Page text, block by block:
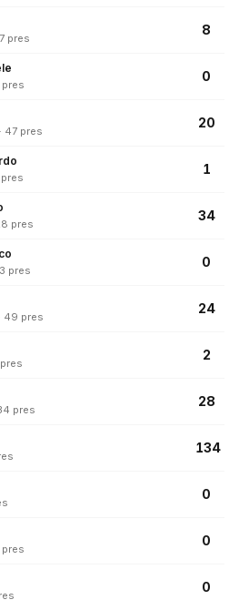
pres
8
pres
0
47 pres
20
pres
1
pres
34
pres
0
49 pres
24
pres
2
pres
28
134
0
pres
0
0